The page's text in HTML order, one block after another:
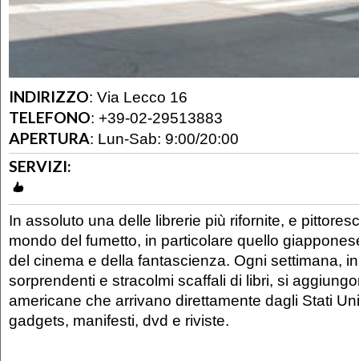
INDIRIZZO: Via Lecco 16
TELEFONO: +39-02-29513883
APERTURA: Lun-Sab: 9:00/20:00
SERVIZI:
In assoluto una delle librerie più rifornite, e
mondo del fumetto, in particolare quello
del cinema e della fantascienza. Ogni settimana,
sorprendenti e stracolmi scaffali di libri, si
americane che arrivano direttamente dagli Stati
gadgets, manifesti, dvd e riviste.